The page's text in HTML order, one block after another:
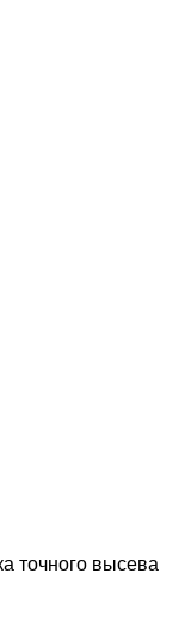
точного высева